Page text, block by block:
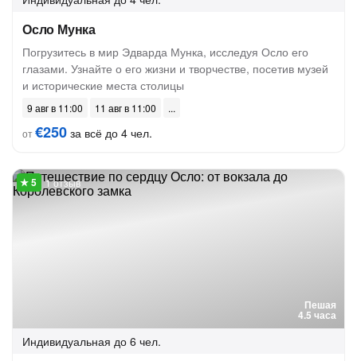
Осло Мунка
Погрузитесь в мир Эдварда Мунка, исследуя Осло его
глазами. Узнайте о его жизни и творчестве, посетив музей
и исторические места столицы
9 авг в 11:00
11 авг в 11:00
от€250 за всё до 4 чел.
Пешая
4.5 часа
1 отзыв
Индивидуальная до 6 чел.